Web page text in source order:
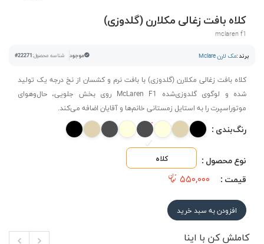
کلاه بافت زغالی مکلارن (گلدوزی)
mclaren f1
برند :مک لارن Mclare موجود شناسه محصول:#22271
کلاه بافت زغالی مکلارن (گلدوزی) با بافت نرم و کشسان از نخ درجه یک تولید
شده و لوگوی گلدوزی‌شده McLaren F1 روی بخش جلویی، حال‌وهوای
موتوراسپرت را به استایل زمستانی خانم‌ها و آقایان اضافه می‌کند.
رنگ‌بندی :
نوع محصول : کلاه
قیمت : ۵۵۰,۰۰۰
افزودن به سبد خرید
کاملش کن با اینا